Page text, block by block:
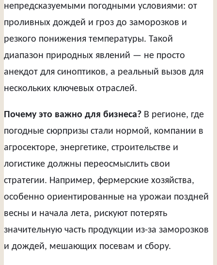
непредсказуемыми погодными условиями: от
проливных дождей и гроз до заморозков и
резкого понижения температуры. Такой
диапазон природных явлений — не просто
анекдот для синоптиков, а реальный вызов для
нескольких ключевых отраслей.
Почему это важно для бизнеса? В регионе, где
погодные сюрпризы стали нормой, компании в
агросекторе, энергетике, строительстве и
логистике должны переосмыслить свои
стратегии. Например, фермерские хозяйства,
особенно ориентированные на урожаи поздней
весны и начала лета, рискуют потерять
значительную часть продукции из-за заморозков
и дождей, мешающих посевам и сбору.